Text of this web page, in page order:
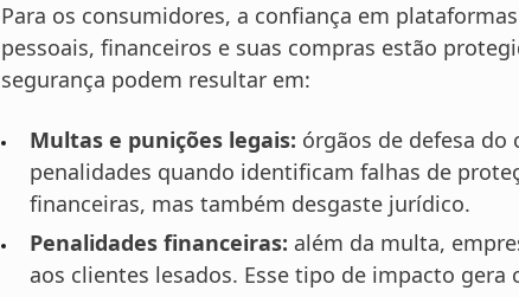
Para os consumidores, a confiança em
pessoais, financeiros e suas compras estão
segurança podem resultar em:
Multas e punições legais: órgãos de defesa
penalidades quando identificam falhas de
financeiras, mas também desgaste jurídico.
Penalidades financeiras: além da multa,
aos clientes lesados. Esse tipo de impacto